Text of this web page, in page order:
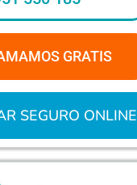
GRATIS
SEGURO ONLINE